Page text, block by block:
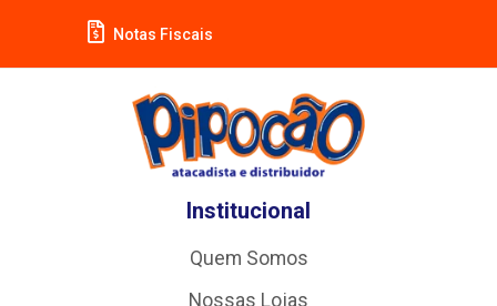
Notas Fiscais
Institucional
Quem Somos
Nossas Lojas